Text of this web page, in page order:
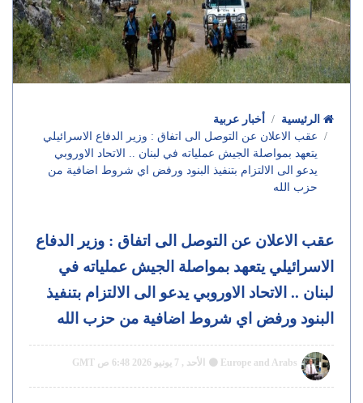
أخبار عربية
عقب الاعلان عن التوصل الى اتفاق : وزير الدفاع الاسرائيلي
يتعهد بمواصلة الجيش عملياته في لبنان .. الاتحاد الاوروبي
يدعو الى الالتزام بتنفيذ البنود ورفض اي شروط اضافية من
حزب الله
عقب الاعلان عن التوصل الى اتفاق : وزير الدفاع
الاسرائيلي يتعهد بمواصلة الجيش عملياته في
لبنان .. الاتحاد الاوروبي يدعو الى الالتزام بتنفيذ
البنود ورفض اي شروط اضافية من حزب الله
Europe and Arabs الأحد , 7 يونيو 2026 6:48 ص GMT